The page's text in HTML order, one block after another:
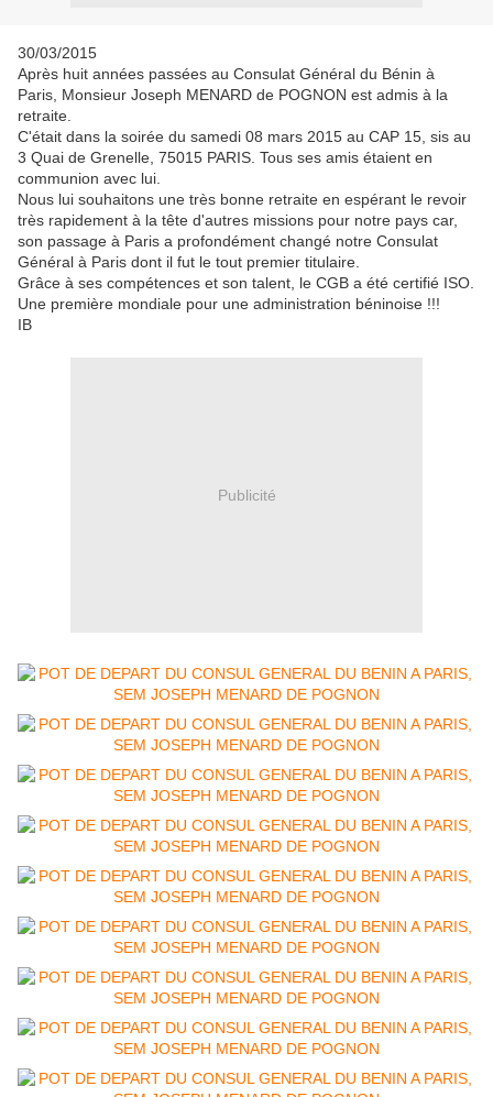
30/03/2015
Après huit années passées au Consulat Général du Bénin à
Paris, Monsieur Joseph MENARD de POGNON est admis à la
retraite.
C'était dans la soirée du samedi 08 mars 2015 au CAP 15, sis au
3 Quai de Grenelle, 75015 PARIS. Tous ses amis étaient en
communion avec lui.
Nous lui souhaitons une très bonne retraite en espérant le revoir
très rapidement à la tête d'autres missions pour notre pays car,
son passage à Paris a profondément changé notre Consulat
Général à Paris dont il fut le tout premier titulaire.
Grâce à ses compétences et son talent, le CGB a été certifié ISO.
Une première mondiale pour une administration béninoise !!!
IB
Publicité